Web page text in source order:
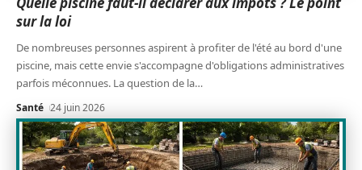
sur la loi
De nombreuses personnes aspirent à profiter de l'été au bord d'une
piscine, mais cette envie s'accompagne d'obligations administratives
parfois méconnues. La question de la…
Santé 24 juin 2026